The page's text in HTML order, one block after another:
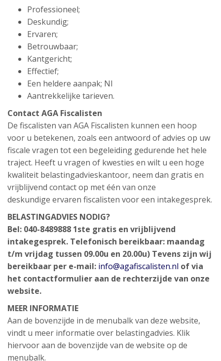
Professioneel;
Deskundig;
Ervaren;
Betrouwbaar;
Kantgericht;
Effectief;
Een heldere aanpak; Nl
Aantrekkelijke tarieven.
Contact AGA Fiscalisten
De fiscalisten van AGA Fiscalisten kunnen een hoop
voor u betekenen, zoals een antwoord of advies op uw
fiscale vragen tot een begeleiding gedurende het hele
traject. Heeft u vragen of kwesties en wilt u een hoge
kwaliteit belastingadvieskantoor, neem dan gratis en
vrijblijvend contact op met één van onze
deskundige ervaren fiscalisten voor een intakegesprek.
BELASTINGADVIES NODIG?
Bel: 040-8489888 1ste gratis en vrijblijvend
intakegesprek. Telefonisch bereikbaar: maandag
t/m vrijdag tussen 09.00u en 20.00u) Tevens zijn wij
bereikbaar per e-mail: info@agafiscalisten.nl of via
het contactformulier aan de rechterzijde van onze
website.
MEER INFORMATIE
Aan de bovenzijde in de menubalk van deze website,
vindt u meer informatie over belastingadvies. Klik
hiervoor aan de bovenzijde van de website op de
menubalk.